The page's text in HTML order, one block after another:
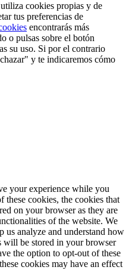
cookies propias y de
tus preferencias de
encontrarás más
o pulsas sobre el botón
su uso. Si por el contrario
y te indicaremos cómo
your experience while you
these cookies, the cookies that
on your browser as they are
of the website. We
us analyze and understand how
will be stored in your browser
the option to opt-out of these
cookies may have an effect